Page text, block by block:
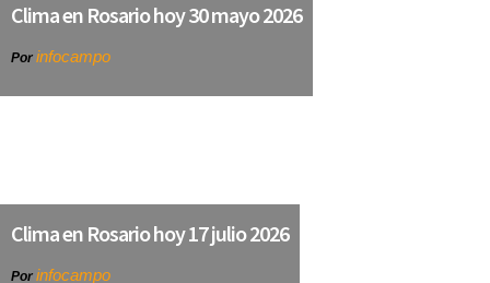
Clima en Rosario hoy 30 mayo 2026
Por infocampo
Clima en Rosario hoy 17 julio 2026
Por infocampo